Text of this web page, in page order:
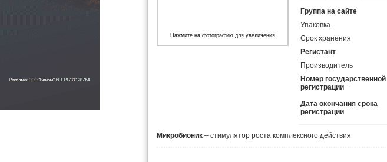
Группа на сайте
Упаковка
Срок хранения
Регистант
Производитель
Номер государственной
регистрации
Дата окончания срока
регистрации
Нажмите на фотографию для увеличения
Микробионик – стимулятор роста комплексного действия